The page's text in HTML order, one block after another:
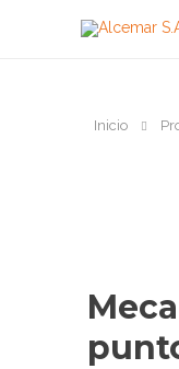
Inicio